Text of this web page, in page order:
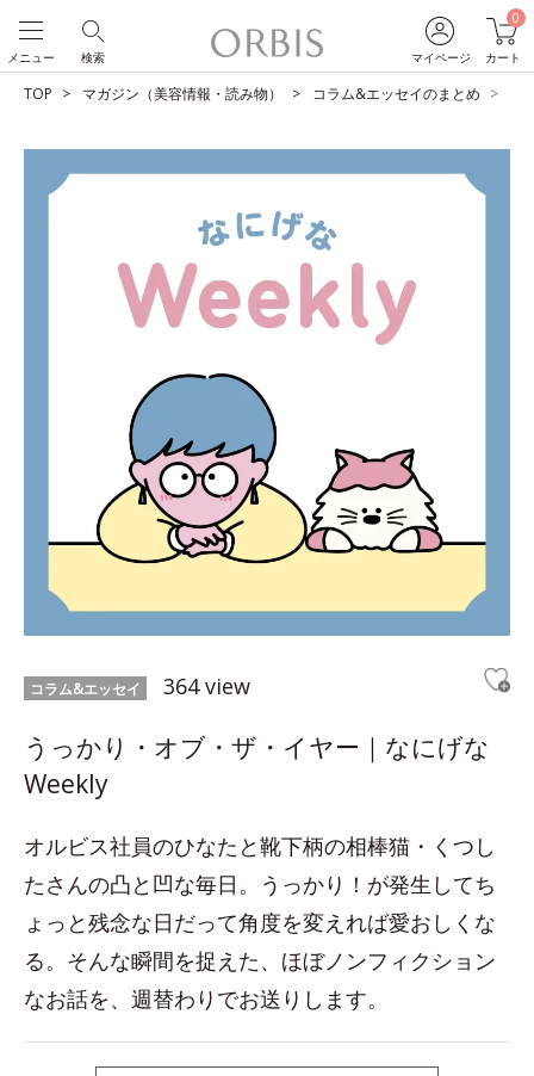
マイページ
0
カート
検索
メニュー
TOP マガジン（美容情報・読み物） コラム&エッセイのまとめ
コラム&エッセイ 364 view
うっかり・オブ・ザ・イヤー｜なにげな
Weekly
オルビス社員のひなたと靴下柄の相棒猫・くつし
たさんの凸と凹な毎日。うっかり！が発生してち
ょっと残念な日だって角度を変えれば愛おしくな
る。そんな瞬間を捉えた、ほぼノンフィクション
なお話を、週替わりでお送りします。